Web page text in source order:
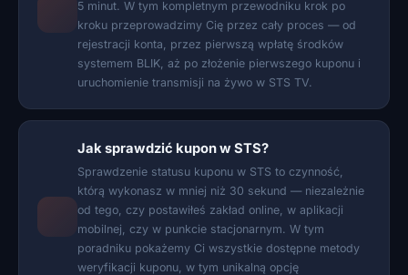
5 minut. W tym kompletnym przewodniku krok po
kroku przeprowadzimy Cię przez cały proces — od
rejestracji konta, przez pierwszą wpłatę środków
systemem BLIK, aż po złożenie pierwszego kuponu i
uruchomienie transmisji na żywo w STS TV.
Jak sprawdzić kupon w STS?
Sprawdzenie statusu kuponu w STS to czynność,
którą wykonasz w mniej niż 30 sekund — niezależnie
od tego, czy postawiłeś zakład online, w aplikacji
mobilnej, czy w punkcie stacjonarnym. W tym
poradniku pokażemy Ci wszystkie dostępne metody
weryfikacji kuponu, w tym unikalną opcję